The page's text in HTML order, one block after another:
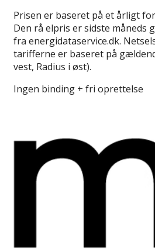
Prisen er baseret på et årligt
Den rå elpris er sidste måneds
fra energidataservice.dk.
tarifferne er baseret på
vest, Radius i øst).
Ingen binding + fri oprettelse